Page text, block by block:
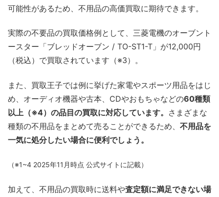
可能性があるため、不用品の高価買取に期待できます。
実際の不要品の買取価格例として、三菱電機のオーブント
ースター「ブレッドオーブン / TO-ST1-T」が12,000円
（税込）で買取されています（※3）。
また、買取王子では例に挙げた家電やスポーツ用品をはじ
め、オーディオ機器や古本、CDやおもちゃなどの60種類
以上（※4）の品目の買取に対応しています。 さまざまな
種類の不用品をまとめて売ることができるため、 不用品を
一気に処分したい場合に便利でしょう。
（※1~4 2025年11月時点 公式サイトに記載）
加えて、不用品の買取時に送料や査定額に満足できない場